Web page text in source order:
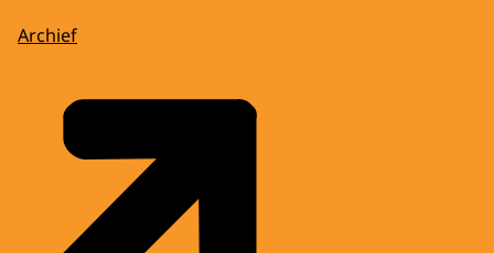
Archief